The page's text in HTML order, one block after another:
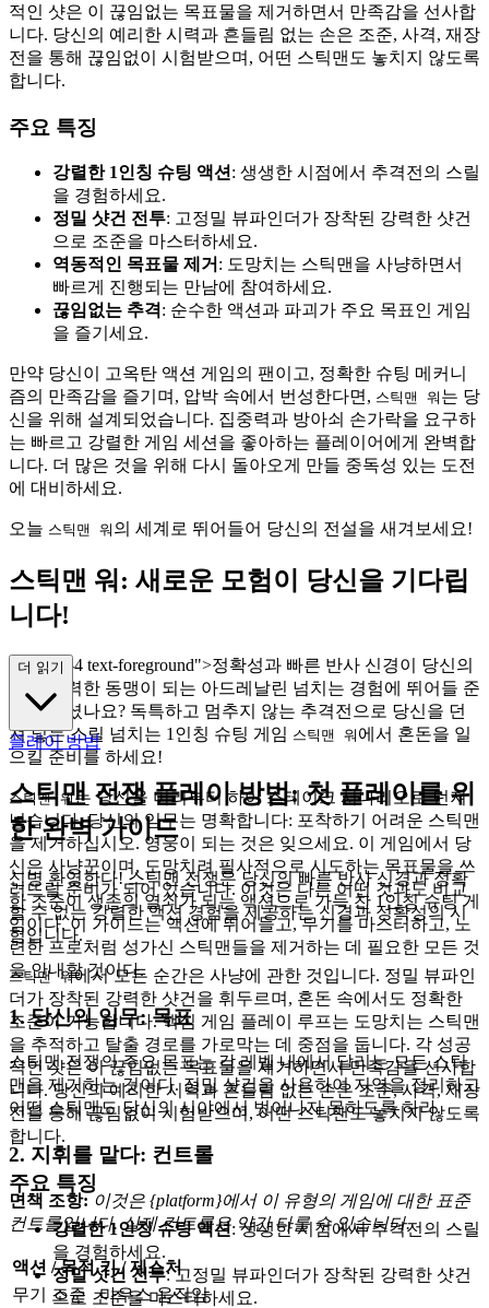
적인 샷은 이 끊임없는 목표물을 제거하면서 만족감을 선사합
니다. 당신의 예리한 시력과 흔들림 없는 손은 조준, 사격, 재장
전을 통해 끊임없이 시험받으며, 어떤 스틱맨도 놓치지 않도록
합니다.
주요 특징
강렬한 1인칭 슈팅 액션 : 생생한 시점에서 추격전의 스릴
을 경험하세요.
정밀 샷건 전투: 고정밀 뷰파인더가 장착된 강력한 샷건
으로 조준을 마스터하세요.
역동적인 목표물 제거 : 도망치는 스틱맨을 사냥하면서
빠르게 진행되는 만남에 참여하세요.
끊임없는 추격: 순수한 액션과 파괴가 주요 목표인 게임
을 즐기세요.
만약 당신이 고옥탄 액션 게임의 팬이고, 정확한 슈팅 메커니
즘의 만족감을 즐기며, 압박 속에서 번성한다면, 스틱맨 워 는 당
신을 위해 설계되었습니다. 집중력과 방아쇠 손가락을 요구하
는 빠르고 강렬한 게임 세션을 좋아하는 플레이어에게 완벽합
니다. 더 많은 것을 위해 다시 돌아오게 만들 중독성 있는 도전
에 대비하세요.
오늘 스틱맨 워 의 세계로 뛰어들어 당신의 전설을 새겨보세요!
스틱맨 워: 새로운 모험이 당신을 기다립
니다!
ass="mb-4 text-foreground">정확성과 빠른 반사 신경이 당신의
가장 강력한 동맹이 되는 아드레날린 넘치는 경험에 뛰어들 준
비가 되셨나요? 독특하고 멈추지 않는 추격전으로 당신을 던
져 넣는 스릴 넘치는 1인칭 슈팅 게임 스틱맨 워 에서 혼돈을 일
으킬 준비를 하세요!
스틱맨 워는 당신을 머리부터 하이 스테이크 시나리오로 던져
넣습니다. 당신의 임무는 명확합니다: 포착하기 어려운 스틱맨
을 제거하십시오. 영웅이 되는 것은 잊으세요. 이 게임에서 당
신은 사냥꾼이며, 도망치려 필사적으로 시도하는 목표물을 쓰
러뜨릴 준비가 되어 있습니다. 이것은 다른 어떤 것과도 비교
할 수 없는 강렬한 액션 경험을 제공하는 신경과 정확성의 시
험입니다.
스틱맨 워에서 모든 순간은 사냥에 관한 것입니다. 정밀 뷰파인
더가 장착된 강력한 샷건을 휘두르며, 혼돈 속에서도 정확한
조준이 가능합니다. 핵심 게임 플레이 루프는 도망치는 스틱맨
을 추적하고 탈출 경로를 가로막는 데 중점을 둡니다. 각 성공
적인 샷은 이 끊임없는 목표물을 제거하면서 만족감을 선사합
니다. 당신의 예리한 시력과 흔들림 없는 손은 조준, 사격, 재장
전을 통해 끊임없이 시험받으며, 어떤 스틱맨도 놓치지 않도록
합니다.
주요 특징
강렬한 1인칭 슈팅 액션: 생생한 시점에서 추격전의 스릴
을 경험하세요.
정밀 샷건 전투: 고정밀 뷰파인더가 장착된 강력한 샷건
으로 조준을 마스터하세요.
더 읽기
플레이 방법
스틱맨 전쟁 플레이 방법: 첫 플레이를 위
한 완벽 가이드
신병 환영한다! 스틱맨 전쟁은 당신의 빠른 반사 신경과 정확
한 조준이 생존의 열쇠가 되는 액션으로 가득 찬 1인칭 슈팅 게
임이다. 이 가이드는 액션에 뛰어들고, 무기를 마스터하고, 노
련한 프로처럼 성가신 스틱맨들을 제거하는 데 필요한 모든 것
을 안내할 것이다.
1. 당신의 임무: 목표
스틱맨 전쟁의 주요 목표는 각 레벨 내에서 달리는 모든 스틱
맨을 제거하는 것이다. 정밀 샷건을 사용하여 지역을 정리하고
어떤 스틱맨도 당신의 시야에서 벗어나지 못하도록 하라.
2. 지휘를 맡다: 컨트롤
면책 조항: 이것은 {platform}에서 이 유형의 게임에 대한 표준
컨트롤입니다. 실제 컨트롤은 약간 다를 수 있습니다.
액션 / 목적 키 / 제스처
무기 조준
마우스 움직임